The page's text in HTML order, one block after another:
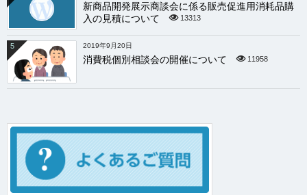
新商品開発展示商談会に係る販売促進用消耗品購
入の見積について
13313
2019年9月20日
消費税個別相談会の開催について 11958
5